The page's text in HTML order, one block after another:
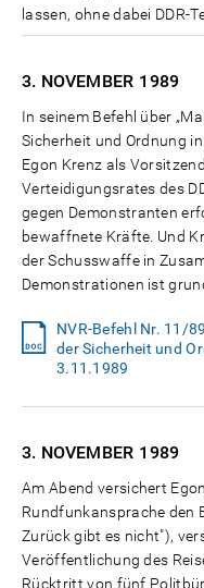
lassen, ohne dabei DDR-
3. NOVEMBER 1989
In seinem Befehl über
Sicherheit und Ordnung
Egon Krenz als
Verteidigungsrates des
gegen Demonstranten
bewaffnete Kräfte. Und
der Schusswaffe in
Demonstrationen ist
NVR-Befehl Nr. 11/
der Sicherheit und
3.11.1989
3. NOVEMBER 1989
Am Abend versichert
Rundfunkansprache den
Zurück gibt es nicht"),
Veröffentlichung des
Rücktritt von fünf